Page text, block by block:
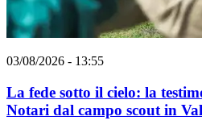
03/08/2026 - 13:55
La fede sotto il cielo: la
Notari dal campo scout in